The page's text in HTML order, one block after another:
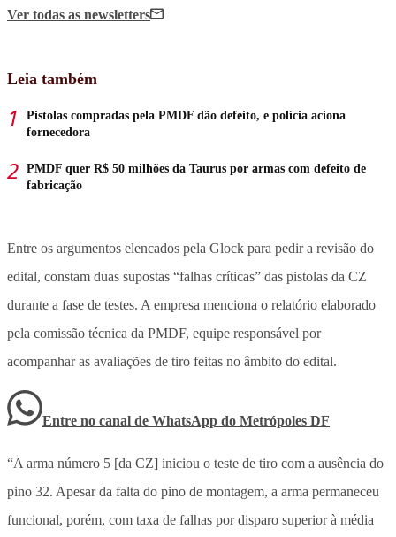
Ver todas as newsletters
Leia também
Pistolas compradas pela PMDF dão defeito, e polícia aciona
fornecedora
PMDF quer R$ 50 milhões da Taurus por armas com defeito de
fabricação
Entre os argumentos elencados pela Glock para pedir a revisão do
edital, constam duas supostas “falhas críticas” das pistolas da CZ
durante a fase de testes. A empresa menciona o relatório elaborado
pela comissão técnica da PMDF, equipe responsável por
acompanhar as avaliações de tiro feitas no âmbito do edital.
Entre no canal de WhatsApp do Metrópoles DF
“A arma número 5 [da CZ] iniciou o teste de tiro com a ausência do
pino 32. Apesar da falta do pino de montagem, a arma permaneceu
funcional, porém, com taxa de falhas por disparo superior à média